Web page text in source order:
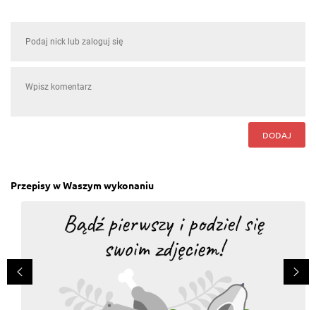
DODAJ
Przepisy w Waszym wykonaniu